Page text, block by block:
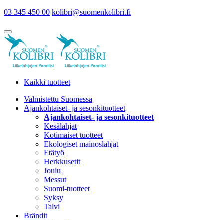
03 345 450 00 kolibri@suomenkolibri.fi
Kaikki tuotteet
Valmistettu Suomessa
Ajankohtaiset- ja sesonkituotteet
Ajankohtaiset- ja sesonkituotteet
Kesälahjat
Kotimaiset tuotteet
Ekologiset mainoslahjat
Etätyö
Herkkusetit
Joulu
Messut
Suomi-tuotteet
Syksy
Talvi
Brändit